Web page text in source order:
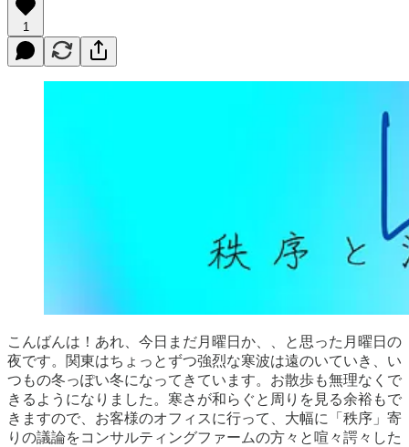
1
こんばんは！あれ、今日まだ月曜日か、、と思った月曜日の
夜です。関東はちょっとずつ強烈な寒波は遠のいていき、い
つもの冬っぽい冬になってきています。お散歩も無理なくで
きるようになりました。寒さが和らぐと周りを見る余裕もで
きますので、お客様のオフィスに行って、大幅に「秩序」寄
りの議論をコンサルティングファームの方々と喧々諤々した